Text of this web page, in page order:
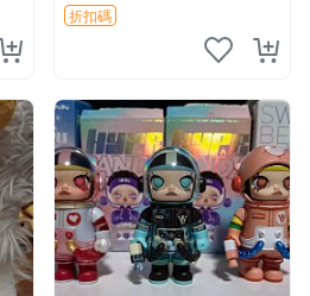
折扣碼